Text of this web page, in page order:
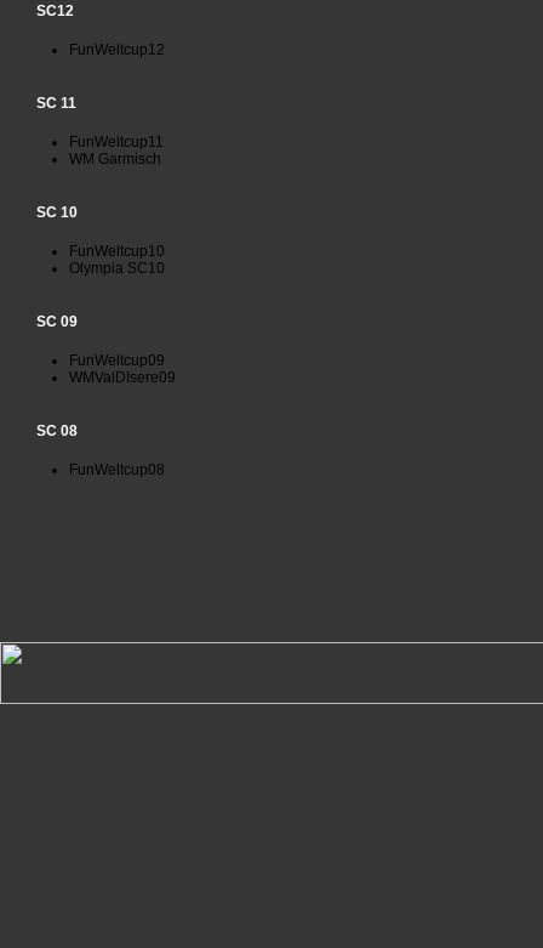
SC12
FunWeltcup12
SC 11
FunWeltcup11
WM Garmisch
SC 10
FunWeltcup10
Olympia SC10
SC 09
FunWeltcup09
WMValDIsere09
SC 08
FunWeltcup08